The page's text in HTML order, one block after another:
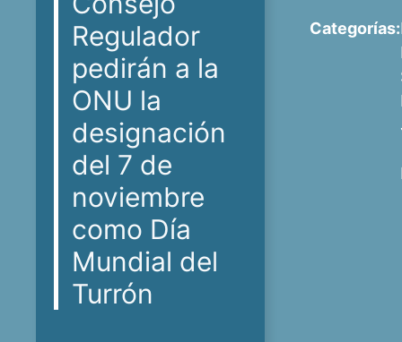
Regulador
pedirán a la
ONU la
designación
del 7 de
noviembre
como Día
Mundial del
Turrón
Categorías: